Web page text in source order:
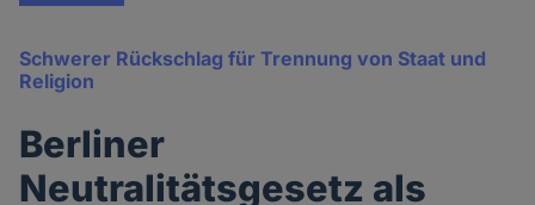
Schwerer Rückschlag für Trennung von Staat und
Religion
Berliner
Neutralitätsgesetz als